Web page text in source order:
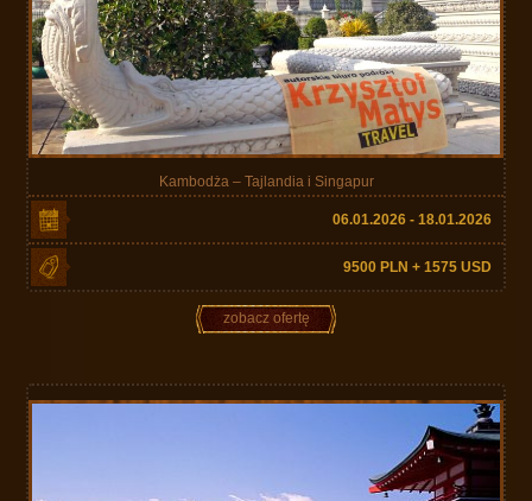
Kambodża – Tajlandia i Singapur
06.01.2026 - 18.01.2026
9500 PLN + 1575 USD
zobacz ofertę